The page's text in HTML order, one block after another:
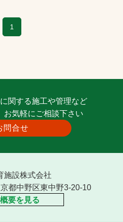
作にお困りの方へ
1
関する施工や管理など
お気軽にご相談下さい
問合せ
施設株式会社
都中野区東中野3-20-10
要を見る